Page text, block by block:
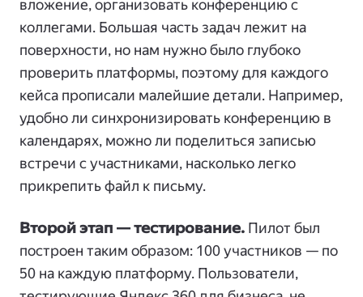
вложение, организовать конференцию с
коллегами. Большая часть задач лежит на
поверхности, но нам нужно было глубоко
проверить платформы, поэтому для каждого
кейса прописали малейшие детали. Например,
удобно ли синхронизировать конференцию в
календарях, можно ли поделиться записью
встречи с участниками, насколько легко
прикрепить файл к письму.
Второй этап — тестирование. Пилот был
построен таким образом: 100 участников — по
50 на каждую платформу. Пользователи,